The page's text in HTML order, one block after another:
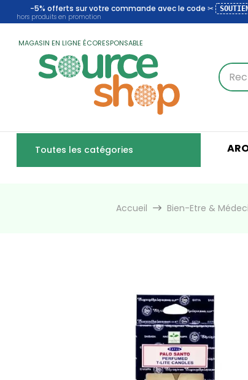
-5% offerts sur votre commande avec le code ✂ SOUTIEN
hors produits en promotion
MAGASIN EN LIGNE ÉCORESPONSABLE
Toutes les catégories
Accueil Bien-Etre &